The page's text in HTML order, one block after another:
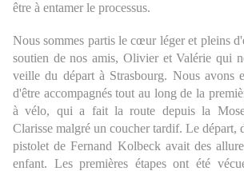
être à entamer le processus.
Nous sommes partis le cœur léger et pleins
soutien de nos amis, Olivier et Valérie qui
veille du départ à Strasbourg. Nous avons
d'être accompagnés tout au long de la
à vélo, qui a fait la route depuis la
Clarisse malgré un coucher tardif. Le départ,
pistolet de Fernand Kolbeck avait des
enfant. Les premières étapes ont été